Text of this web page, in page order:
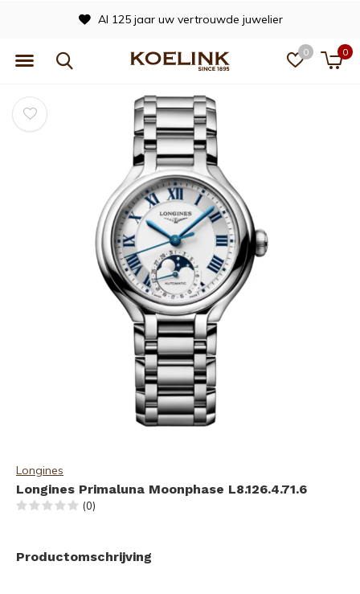
0 0
Al 125 jaar uw vertrouwde juwelier
Longines
Longines Primaluna Moonphase L8.126.4.71.6
(0)
Productomschrijving